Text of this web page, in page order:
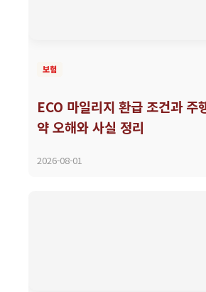
보험
ECO 마일리지 환급 조건과 주
약 오해와 사실 정리
2026-08-01